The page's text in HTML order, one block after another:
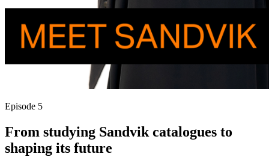
Episode 5
From studying Sandvik catalogues to
shaping its future